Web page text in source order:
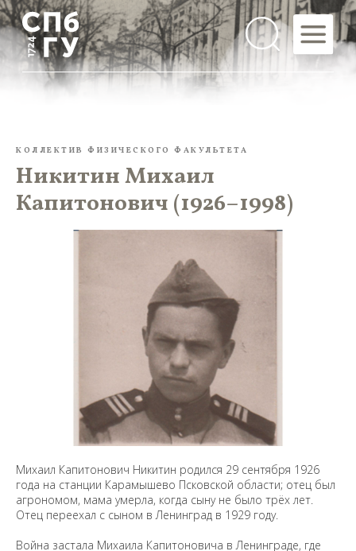
КОЛЛЕКТИВ ФИЗИЧЕСКОГО ФАКУЛЬТЕТА
Никитин Михаил
Капитонович (1926–1998)
Михаил Капитонович Никитин родился 29 сентября 1926
года на станции Карамышево Псковской области; отец был
агрономом, мама умерла, когда сыну не было трёх лет.
Отец переехал с сыном в Ленинград в 1929 году.
Война застала Михаила Капитоновича в Ленинграде, где